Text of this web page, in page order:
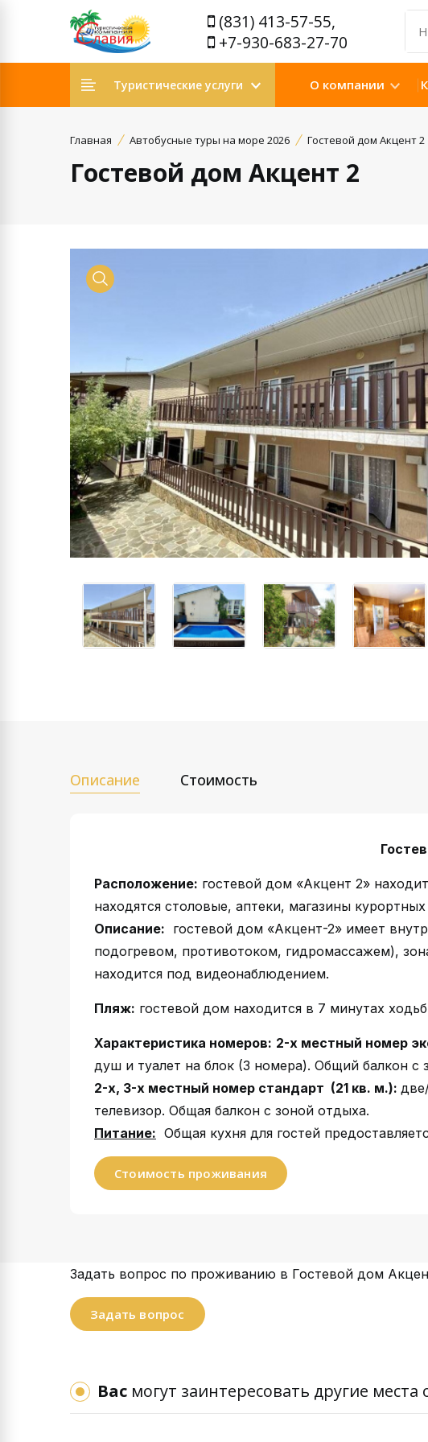
(831) 413-57-55,
+7-930-683-27-70
Туристические услуги О компании
Главная Автобусные туры на море 2026 Гостевой дом Акцент 2
Гостевой дом Акцент 2
Просмотр
Описание Стоимость
Расположение: гостевой дом «Акцент 2»
находятся столовые, аптеки, магазины
Описание: гостевой дом «Акцент-2» имеет
подогревом, противотоком, гидромассажем),
находится под видеонаблюдением.
Пляж: гостевой дом находится в 7 минутах
Характеристика номеров: 2-х местный номер
душ и туалет на блок (3 номера). Общий балкон с
2-х, 3-х местный номер стандарт (21 кв. м.):
телевизор. Общая балкон с зоной отдыха.
Питание: Общая кухня для гостей
Стоимость проживания
Задать вопрос по проживанию в Гостевой дом
Задать вопрос
Вас могут заинтересовать другие места